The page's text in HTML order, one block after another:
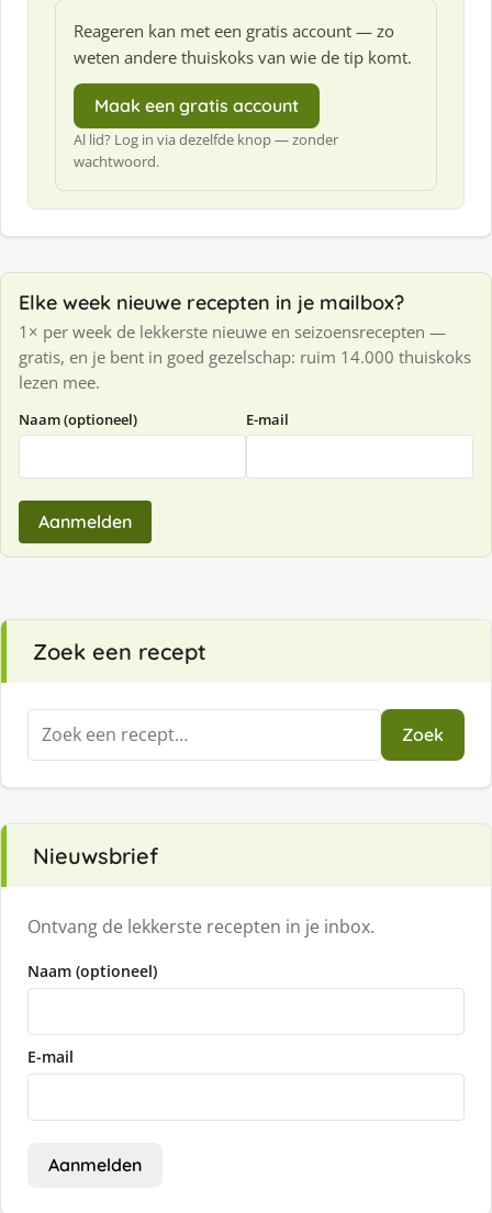
Reageren kan met een gratis account — zo
weten andere thuiskoks van wie de tip komt.
Maak een gratis account
Al lid? Log in via dezelfde knop — zonder
wachtwoord.
Elke week nieuwe recepten in je mailbox?
1× per week de lekkerste nieuwe en seizoensrecepten —
gratis, en je bent in goed gezelschap: ruim 14.000 thuiskoks
lezen mee.
Naam (optioneel) E-mail
Aanmelden
Zoek een recept
Zoeken
naar:
Zoek
Nieuwsbrief
Ontvang de lekkerste recepten in je inbox.
Naam (optioneel)
E-mail
Aanmelden